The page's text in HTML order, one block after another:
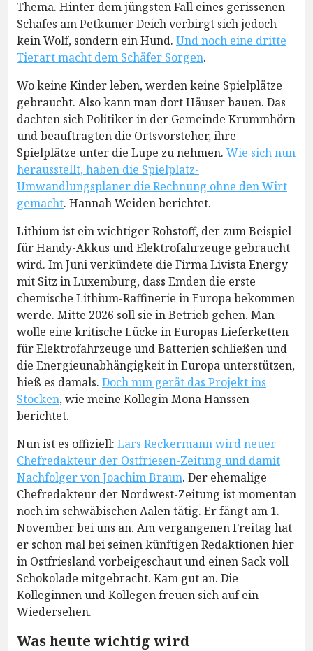
Thema. Hinter dem jüngsten Fall eines gerissenen
Schafes am Petkumer Deich verbirgt sich jedoch
kein Wolf, sondern ein Hund. Und noch eine dritte
Tierart macht dem Schäfer Sorgen.
Wo keine Kinder leben, werden keine Spielplätze
gebraucht. Also kann man dort Häuser bauen. Das
dachten sich Politiker in der Gemeinde Krummhörn
und beauftragten die Ortsvorsteher, ihre
Spielplätze unter die Lupe zu nehmen. Wie sich nun
herausstellt, haben die Spielplatz-
Umwandlungsplaner die Rechnung ohne den Wirt
gemacht. Hannah Weiden berichtet.
Lithium ist ein wichtiger Rohstoff, der zum Beispiel
für Handy-Akkus und Elektrofahrzeuge gebraucht
wird. Im Juni verkündete die Firma Livista Energy
mit Sitz in Luxemburg, dass Emden die erste
chemische Lithium-Raffinerie in Europa bekommen
werde. Mitte 2026 soll sie in Betrieb gehen. Man
wolle eine kritische Lücke in Europas Lieferketten
für Elektrofahrzeuge und Batterien schließen und
die Energieunabhängigkeit in Europa unterstützen,
hieß es damals. Doch nun gerät das Projekt ins
Stocken, wie meine Kollegin Mona Hanssen
berichtet.
Nun ist es offiziell: Lars Reckermann wird neuer
Chefredakteur der Ostfriesen-Zeitung und damit
Nachfolger von Joachim Braun. Der ehemalige
Chefredakteur der Nordwest-Zeitung ist momentan
noch im schwäbischen Aalen tätig. Er fängt am 1.
November bei uns an. Am vergangenen Freitag hat
er schon mal bei seinen künftigen Redaktionen hier
in Ostfriesland vorbeigeschaut und einen Sack voll
Schokolade mitgebracht. Kam gut an. Die
Kolleginnen und Kollegen freuen sich auf ein
Wiedersehen.
Was heute wichtig wird